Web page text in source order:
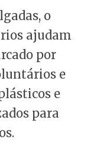
o
ajudam
por
e
e
para